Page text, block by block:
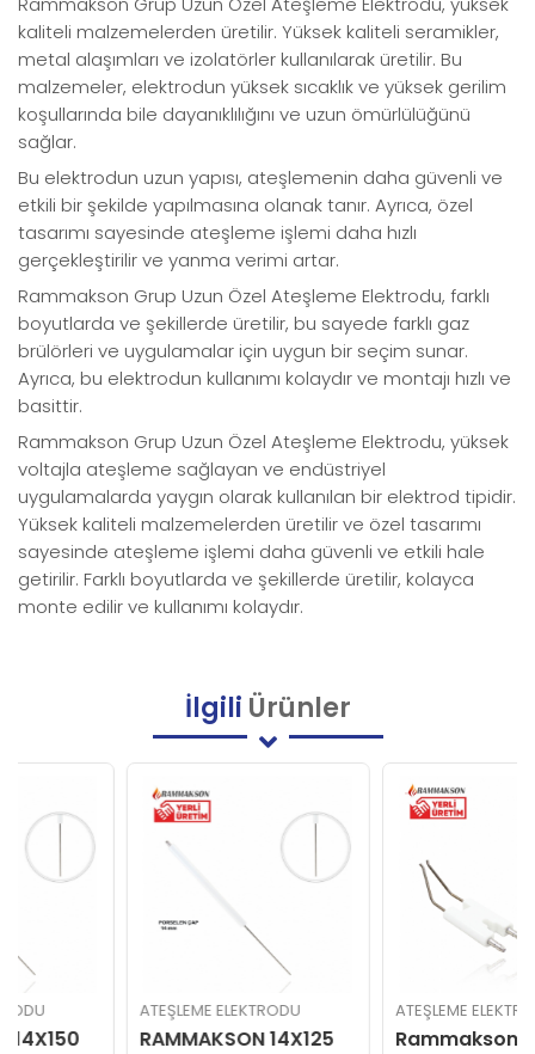
kaliteli malzemelerden üretilir. Yüksek kaliteli seramikler,
metal alaşımları ve izolatörler kullanılarak üretilir. Bu
malzemeler, elektrodun yüksek sıcaklık ve yüksek gerilim
koşullarında bile dayanıklılığını ve uzun ömürlülüğünü
sağlar.
Bu elektrodun uzun yapısı, ateşlemenin daha güvenli ve
etkili bir şekilde yapılmasına olanak tanır. Ayrıca, özel
tasarımı sayesinde ateşleme işlemi daha hızlı
gerçekleştirilir ve yanma verimi artar.
Rammakson Grup Uzun Özel Ateşleme Elektrodu, farklı
boyutlarda ve şekillerde üretilir, bu sayede farklı gaz
brülörleri ve uygulamalar için uygun bir seçim sunar.
Ayrıca, bu elektrodun kullanımı kolaydır ve montajı hızlı ve
basittir.
Rammakson Grup Uzun Özel Ateşleme Elektrodu, yüksek
voltajla ateşleme sağlayan ve endüstriyel
uygulamalarda yaygın olarak kullanılan bir elektrod tipidir.
Yüksek kaliteli malzemelerden üretilir ve özel tasarımı
sayesinde ateşleme işlemi daha güvenli ve etkili hale
getirilir. Farklı boyutlarda ve şekillerde üretilir, kolayca
monte edilir ve kullanımı kolaydır.
İlgili Ürünler
ATEŞLEME ELEKTRODU
RAMMAKSON 14X125
ATEŞLEME ELEKTRODU
Rammakson Grup